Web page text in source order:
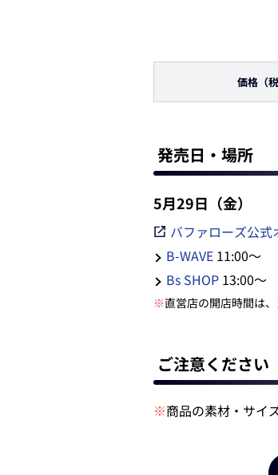
価格 （
発売日・場所
5月29日（金）
バファローズ公
B-WAVE 11:00～
Bs SHOP 13:00～
※直営店の開店時間は
ご注意ください
※商品の素材・サイ